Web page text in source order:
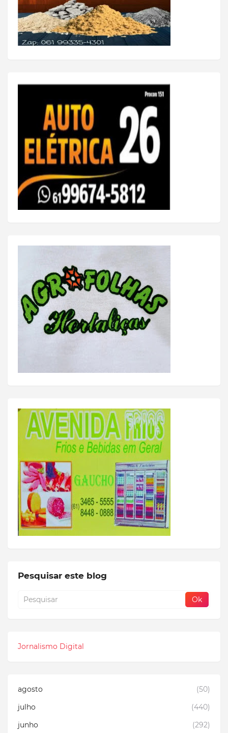
Pesquisar este blog
Jornalismo Digital
agosto
(50)
julho
(440)
junho
(292)